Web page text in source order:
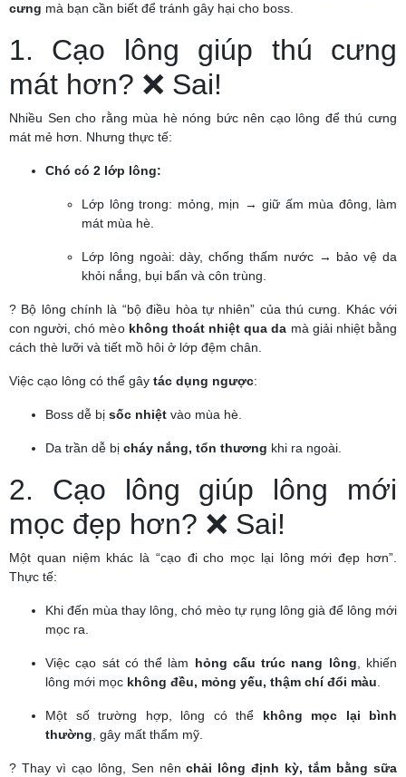
cưng mà bạn cần biết để tránh gây hại cho boss.
1. Cạo lông giúp thú cưng
mát hơn? ❌ Sai!
Nhiều Sen cho rằng mùa hè nóng bức nên cạo lông để thú cưng
mát mẻ hơn. Nhưng thực tế:
Chó có 2 lớp lông:
Lớp lông trong: mỏng, mịn → giữ ấm mùa đông, làm
mát mùa hè.
Lớp lông ngoài: dày, chống thấm nước → bảo vệ da
khỏi nắng, bụi bẩn và côn trùng.
? Bộ lông chính là “bộ điều hòa tự nhiên” của thú cưng. Khác với
con người, chó mèo không thoát nhiệt qua da mà giải nhiệt bằng
cách thè lưỡi và tiết mồ hôi ở lớp đệm chân.
Việc cạo lông có thể gây tác dụng ngược:
Boss dễ bị sốc nhiệt vào mùa hè.
Da trần dễ bị cháy nắng, tổn thương khi ra ngoài.
2. Cạo lông giúp lông mới
mọc đẹp hơn? ❌ Sai!
Một quan niệm khác là “cạo đi cho mọc lại lông mới đẹp hơn”.
Thực tế:
Khi đến mùa thay lông, chó mèo tự rụng lông già để lông mới
mọc ra.
Việc cạo sát có thể làm hỏng cấu trúc nang lông , khiến
lông mới mọc không đều, mỏng yếu, thậm chí đổi màu
Một số trường hợp, lông có thể không mọc lại bình
thường , gây mất thẩm mỹ.
? Thay vì cạo lông, Sen nênchải lông định kỳ, tắm bằng sữa